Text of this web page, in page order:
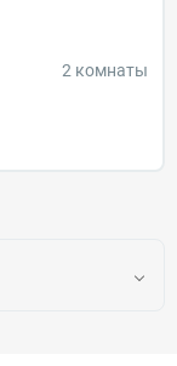
2 комнаты